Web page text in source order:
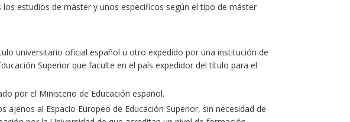
estudios de máster y unos específicos según el tipo de máster
universitario oficial español u otro expedido por una institución de
Superior que faculte en el país expedidor del título para el
por el Ministerio de Educación español.
al Espacio Europeo de Educación Superior, sin necesidad de